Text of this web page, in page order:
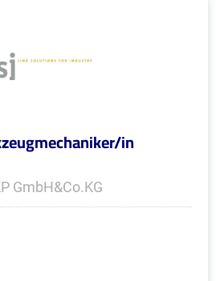
in
GmbH&Co.KG